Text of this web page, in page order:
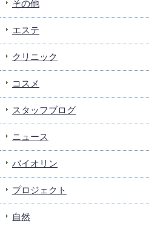
その他
エステ
クリニック
コスメ
スタッフブログ
ニュース
バイオリン
プロジェクト
自然